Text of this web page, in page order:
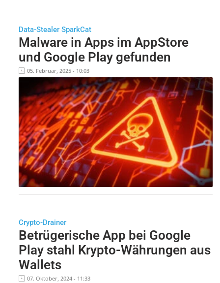
Data-Stealer SparkCat
Malware in Apps im AppStore
und Google Play gefunden
05. Februar, 2025 - 10:03
Crypto-Drainer
Betrügerische App bei Google
Play stahl Krypto-Währungen aus
Wallets
07. Oktober, 2024 - 11:33